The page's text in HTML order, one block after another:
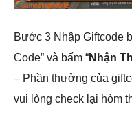
Bước 3 Nhập Giftcode
Code” và bấm “Nhận
– Phần thưởng của
vui lòng check lại hòm